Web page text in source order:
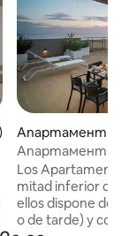
4,91 от 5,
Апартамент с
не – El Campello
Апартаменти
апартамент с 1
Los
mitad inferior del
ellos dispone de
o de tarde) y con